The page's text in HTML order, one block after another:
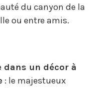
du canyon de la
ou entre amis.
dans un décor à
: le majestueux